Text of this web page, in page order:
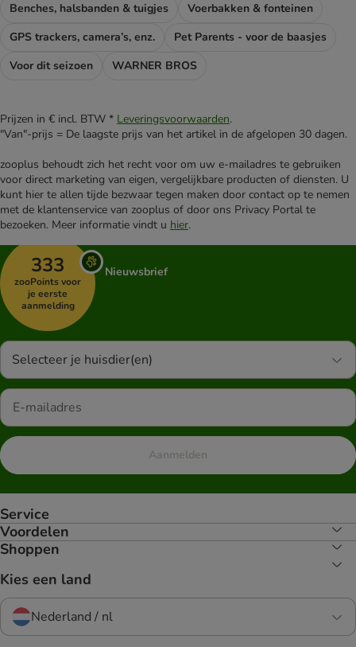
Benches, halsbanden & tuigjes
Voerbakken & fonteinen
GPS trackers, camera’s, enz.
Pet Parents - voor de baasjes
Voor dit seizoen
WARNER BROS
Prijzen in € incl. BTW * Leveringsvoorwaarden.
"Van"-prijs = De laagste prijs van het artikel in de afgelopen 30 dagen.
zooplus behoudt zich het recht voor om uw e-mailadres te gebruiken
voor direct marketing van eigen, vergelijkbare producten of diensten. U
kunt hier te allen tijde bezwaar tegen maken door contact op te nemen
met de klantenservice van zooplus of door ons Privacy Portal te
bezoeken. Meer informatie vindt u hier.
333
zooPoints voor
je eerste
aanmelding
Nieuwsbrief
Selecteer je huisdier(en)
Aanmelden
Service
Voordelen
Shoppen
Kies een land
Nederland / nl